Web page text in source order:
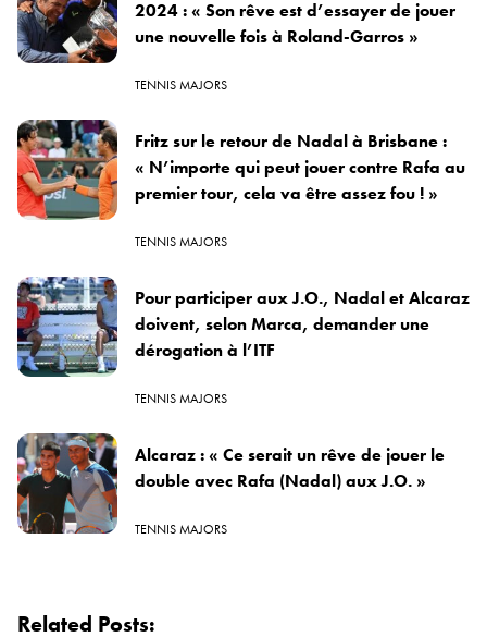
2024 : « Son rêve est d’essayer de jouer
une nouvelle fois à Roland-Garros »
TENNIS MAJORS
Fritz sur le retour de Nadal à Brisbane :
« N’importe qui peut jouer contre Rafa au
premier tour, cela va être assez fou ! »
TENNIS MAJORS
Pour participer aux J.O., Nadal et Alcaraz
doivent, selon Marca, demander une
dérogation à l’ITF
TENNIS MAJORS
Alcaraz : « Ce serait un rêve de jouer le
double avec Rafa (Nadal) aux J.O. »
TENNIS MAJORS
Related Posts: